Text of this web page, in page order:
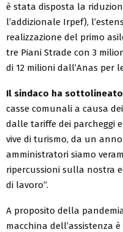
è stata disposta la
l’addizionale Irpef),
realizzazione del primo
tre Piani Strade con 3
di 12 milioni dall’Anas per
Il sindaco ha sottolineato
casse comunali a causa
dalle tariffe dei parcheggi
vive di turismo, da un
amministratori siamo
ripercussioni sulla nostra
di lavoro”.
A proposito della
macchina dell’assistenza